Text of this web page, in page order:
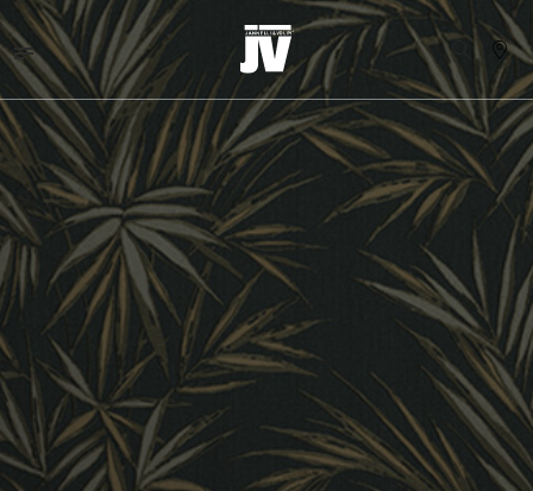
MENU
WALLCOVERINGS
TESSUTI
BRAND
PROGETTI
ABOUT
NEWS